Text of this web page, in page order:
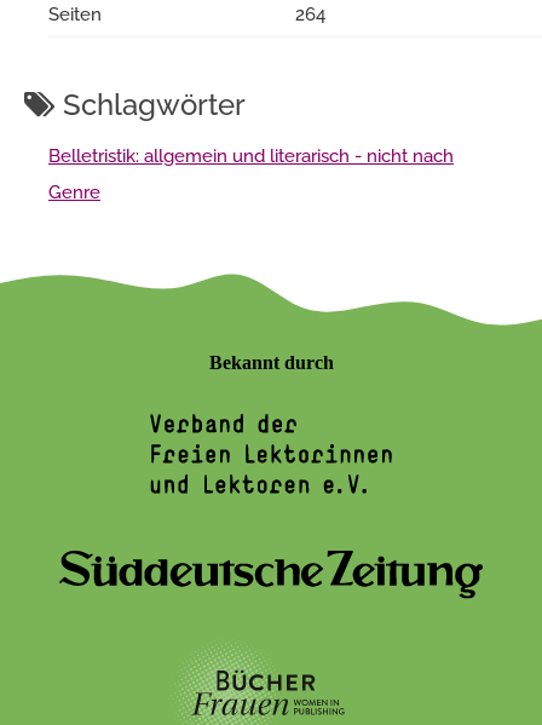
Seiten 264
Schlagwörter
Belletristik: allgemein und literarisch - nicht nach
Genre
Bekannt durch